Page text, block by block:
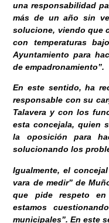
una responsabilidad
más de un año sin
solucione, viendo que
con temperaturas
Ayuntamiento para
de empadronamiento”.
En este sentido, ha
responsable con su
Talavera y con los
esta concejala, quien
la oposición para
solucionando los
Igualmente, el
vara de medir” de
que pide respeto
estamos
municipales”. En este